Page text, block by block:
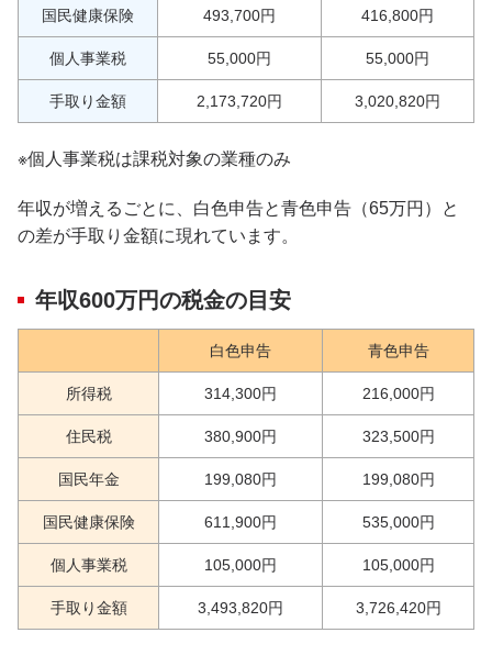
国民健康保険 493,700円 416,800円
個人事業税 55,000円 55,000円
手取り金額 2,173,720円 3,020,820円
※個人事業税は課税対象の業種のみ
年収が増えるごとに、白色申告と青色申告（65万円）と
の差が手取り金額に現れています。
年収600万円の税金の目安
白色申告 青色申告
所得税 314,300円 216,000円
住民税 380,900円 323,500円
国民年金 199,080円 199,080円
国民健康保険 611,900円 535,000円
個人事業税 105,000円 105,000円
手取り金額 3,493,820円 3,726,420円